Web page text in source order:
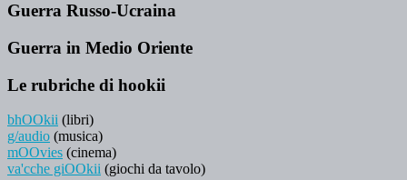
Guerra Russo-Ucraina
Guerra in Medio Oriente
Le rubriche di hookii
bhOOkii (libri)
g/audio (musica)
mOOvies (cinema)
va'cche giOOkii (giochi da tavolo)